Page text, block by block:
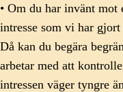
• Om du har invänt mot
intresse som vi har
Då kan du begära
arbetar med att
intressen väger tyngre